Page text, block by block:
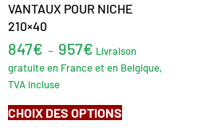
VANTAUX POUR NICHE
210×40
847€ – 957€ Livraison
gratuite en France et en Belgique,
TVA incluse
CHOIX DES OPTIONS